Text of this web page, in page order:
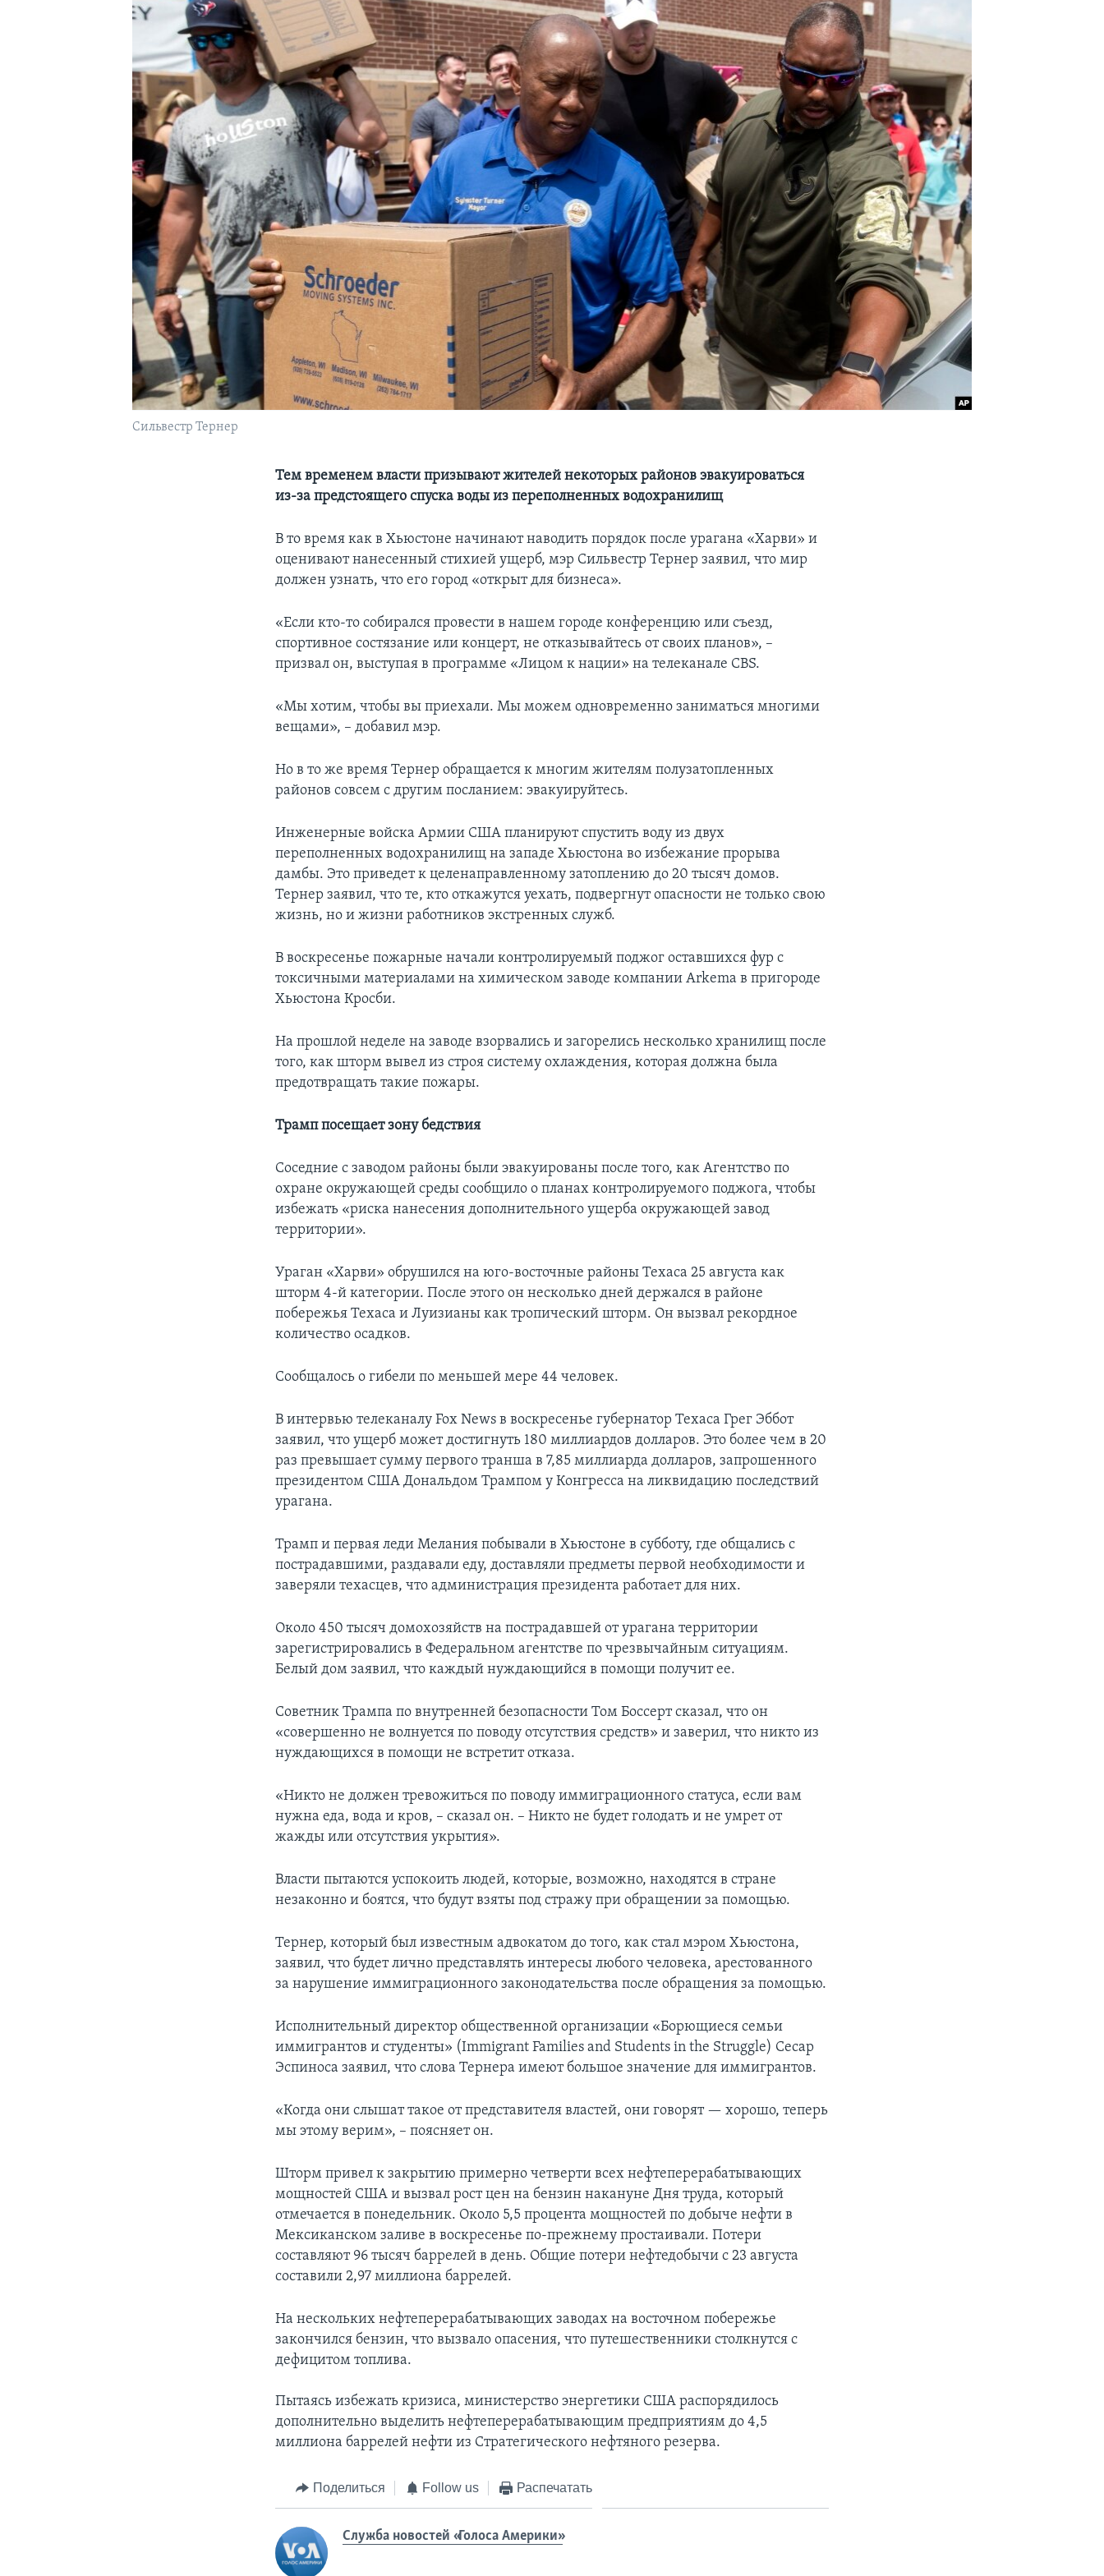
Сильвестр Тернер
Тем временем власти призывают жителей некоторых районов эвакуироваться
из-за предстоящего спуска воды из переполненных водохранилищ
В то время как в Хьюстоне начинают наводить порядок после урагана «Харви» и
оценивают нанесенный стихией ущерб, мэр Сильвестр Тернер заявил, что мир
должен узнать, что его город «открыт для бизнеса».
«Если кто-то собирался провести в нашем городе конференцию или съезд,
спортивное состязание или концерт, не отказывайтесь от своих планов», –
призвал он, выступая в программе «Лицом к нации» на телеканале CBS.
«Мы хотим, чтобы вы приехали. Мы можем одновременно заниматься многими
вещами», – добавил мэр.
Но в то же время Тернер обращается к многим жителям полузатопленных
районов совсем с другим посланием: эвакуируйтесь.
Инженерные войска Армии США планируют спустить воду из двух
переполненных водохранилищ на западе Хьюстона во избежание прорыва
дамбы. Это приведет к целенаправленному затоплению до 20 тысяч домов.
Тернер заявил, что те, кто откажутся уехать, подвергнут опасности не только свою
жизнь, но и жизни работников экстренных служб.
В воскресенье пожарные начали контролируемый поджог оставшихся фур с
токсичными материалами на химическом заводе компании Arkema в пригороде
Хьюстона Кросби.
На прошлой неделе на заводе взорвались и загорелись несколько хранилищ после
того, как шторм вывел из строя систему охлаждения, которая должна была
предотвращать такие пожары.
Трамп посещает зону бедствия
Соседние с заводом районы были эвакуированы после того, как Агентство по
охране окружающей среды сообщило о планах контролируемого поджога, чтобы
избежать «риска нанесения дополнительного ущерба окружающей завод
территории».
Ураган «Харви» обрушился на юго-восточные районы Техаса 25 августа как
шторм 4-й категории. После этого он несколько дней держался в районе
побережья Техаса и Луизианы как тропический шторм. Он вызвал рекордное
количество осадков.
Сообщалось о гибели по меньшей мере 44 человек.
В интервью телеканалу Fox News в воскресенье губернатор Техаса Грег Эббот
заявил, что ущерб может достигнуть 180 миллиардов долларов. Это более чем в 20
раз превышает сумму первого транша в 7,85 миллиарда долларов, запрошенного
президентом США Дональдом Трампом у Конгресса на ликвидацию последствий
урагана.
Трамп и первая леди Мелания побывали в Хьюстоне в субботу, где общались с
пострадавшими, раздавали еду, доставляли предметы первой необходимости и
заверяли техасцев, что администрация президента работает для них.
Около 450 тысяч домохозяйств на пострадавшей от урагана территории
зарегистрировались в Федеральном агентстве по чрезвычайным ситуациям.
Белый дом заявил, что каждый нуждающийся в помощи получит ее.
Советник Трампа по внутренней безопасности Том Боссерт сказал, что он
«совершенно не волнуется по поводу отсутствия средств» и заверил, что никто из
нуждающихся в помощи не встретит отказа.
«Никто не должен тревожиться по поводу иммиграционного статуса, если вам
нужна еда, вода и кров, – сказал он. – Никто не будет голодать и не умрет от
жажды или отсутствия укрытия».
Власти пытаются успокоить людей, которые, возможно, находятся в стране
незаконно и боятся, что будут взяты под стражу при обращении за помощью.
Тернер, который был известным адвокатом до того, как стал мэром Хьюстона,
заявил, что будет лично представлять интересы любого человека, арестованного
за нарушение иммиграционного законодательства после обращения за помощью.
Исполнительный директор общественной организации «Борющиеся семьи
иммигрантов и студенты» (Immigrant Families and Students in the Struggle) Сесар
Эспиноса заявил, что слова Тернера имеют большое значение для иммигрантов.
«Когда они слышат такое от представителя властей, они говорят — хорошо, теперь
мы этому верим», – поясняет он.
Шторм привел к закрытию примерно четверти всех нефтеперерабатывающих
мощностей США и вызвал рост цен на бензин накануне Дня труда, который
отмечается в понедельник. Около 5,5 процента мощностей по добыче нефти в
Мексиканском заливе в воскресенье по-прежнему простаивали. Потери
составляют 96 тысяч баррелей в день. Общие потери нефтедобычи с 23 августа
составили 2,97 миллиона баррелей.
На нескольких нефтеперерабатывающих заводах на восточном побережье
закончился бензин, что вызвало опасения, что путешественники столкнутся с
дефицитом топлива.
Пытаясь избежать кризиса, министерство энергетики США распорядилось
дополнительно выделить нефтеперерабатывающим предприятиям до 4,5
миллиона баррелей нефти из Стратегического нефтяного резерва.
Поделиться Follow us Распечатать
Служба новостей «Голоса Америки»